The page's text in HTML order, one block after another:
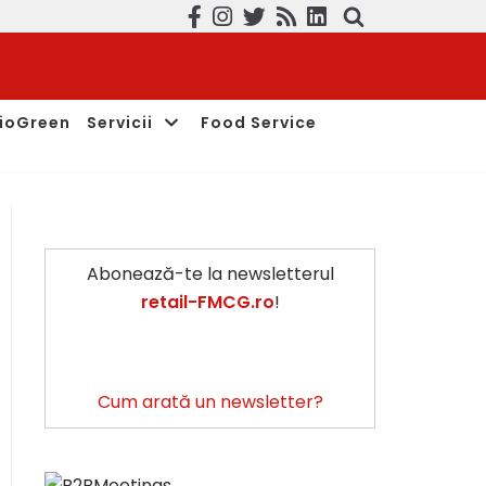
Servicii Food Service
Abonează-te la newsletterul
retail-FMCG.ro!
Cum arată un newsletter?